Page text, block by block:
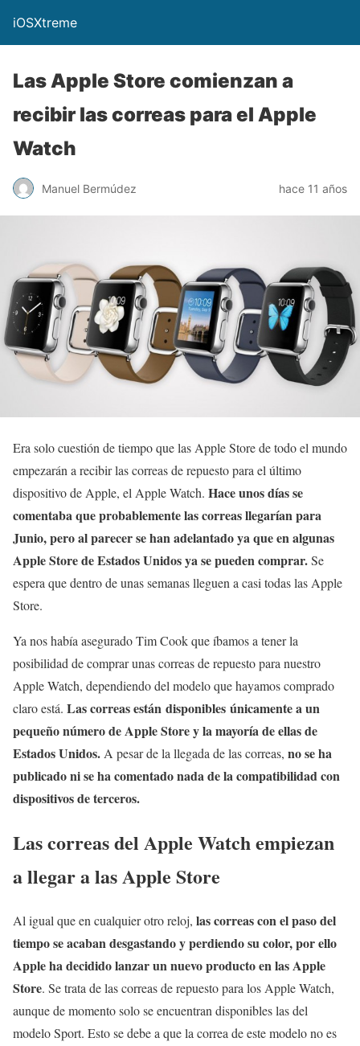
iOSXtreme
Las Apple Store comienzan a
recibir las correas para el Apple
Watch
Manuel Bermúdez hace 11 años
Era solo cuestión de tiempo que las Apple Store de todo el mundo
empezarán a recibir las correas de repuesto para el último
dispositivo de Apple, el Apple Watch. Hace unos días se
comentaba que probablemente las correas llegarían para
Junio, pero al parecer se han adelantado ya que en algunas
Apple Store de Estados Unidos ya se pueden comprar.Se
espera que dentro de unas semanas lleguen a casi todas las Apple
Store.
Ya nos había asegurado Tim Cook que íbamos a tener la
posibilidad de comprar unas correas de repuesto para nuestro
Apple Watch, dependiendo del modelo que hayamos comprado
claro está. Las correas están disponibles únicamente a un
pequeño número de Apple Store y la mayoría de ellas de
Estados Unidos.A pesar de la llegada de las correas, no se ha
publicado ni se ha comentado nada de la compatibilidad con
dispositivos de terceros.
Las correas del Apple Watch empiezan
a llegar a las Apple Store
Al igual que en cualquier otro reloj, las correas con el paso del
tiempo se acaban desgastando y perdiendo su color, por ello
Apple ha decidido lanzar un nuevo producto en las Apple
Store. Se trata de las correas de repuesto para los Apple Watch,
aunque de momento solo se encuentran disponibles las del
modelo Sport. Esto se debe a que la correa de este modelo no es